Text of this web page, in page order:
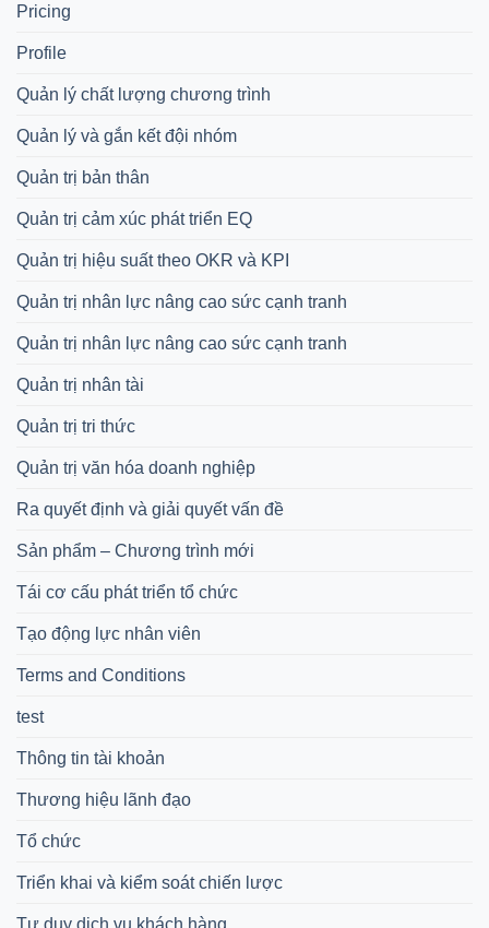
Pricing
Profile
Quản lý chất lượng chương trình
Quản lý và gắn kết đội nhóm
Quản trị bản thân
Quản trị cảm xúc phát triển EQ
Quản trị hiệu suất theo OKR và KPI
Quản trị nhân lực nâng cao sức cạnh tranh
Quản trị nhân lực nâng cao sức cạnh tranh
Quản trị nhân tài
Quản trị tri thức
Quản trị văn hóa doanh nghiệp
Ra quyết định và giải quyết vấn đề
Sản phẩm – Chương trình mới
Tái cơ cấu phát triển tổ chức
Tạo động lực nhân viên
Terms and Conditions
test
Thông tin tài khoản
Thương hiệu lãnh đạo
Tổ chức
Triển khai và kiểm soát chiến lược
Tư duy dịch vụ khách hàng